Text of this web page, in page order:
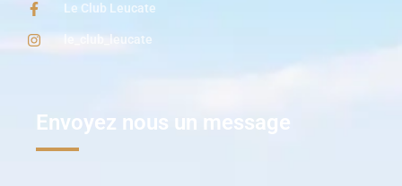
Le Club Leucate
le_club_leucate
Envoyez nous un message